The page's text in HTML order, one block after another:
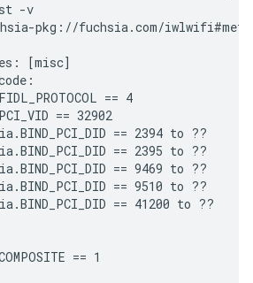
-v
pkg://fuchsia.com/
[misc]
== 4
== 32902
== 2394 to ??
== 2395 to ??
== 9469 to ??
== 9510 to ??
== 41200 to ??
== 1